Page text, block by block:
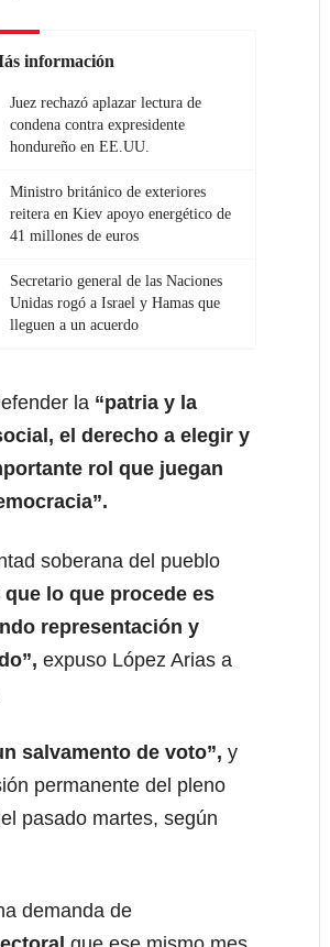
información
Juez rechazó aplazar lectura de
condena contra expresidente
hondureño en EE.UU.
Ministro británico de exteriores
reitera en Kiev apoyo energético de
41 millones de euros
Secretario general de las Naciones
Unidas rogó a Israel y Hamas que
lleguen a un acuerdo
la “patria y la
el derecho a elegir y
rol que juegan
soberana del pueblo
lo que procede es
representación y
expuso López Arias a
salvamento de voto”, y
permanente del pleno
pasado martes, según
demanda de